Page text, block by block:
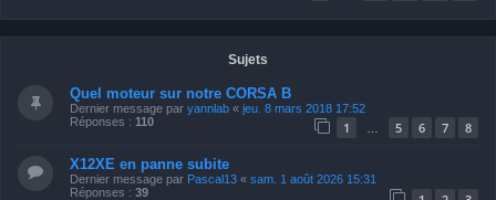
Sujets
Quel moteur sur notre CORSA B
Dernier message par yannlab « jeu. 8 mars 2018 17:52
Réponses : 110 1 5 6 7 8
X12XE en panne subite
Dernier message par Pascal13 « sam. 1 août 2026 15:31
Réponses : 39